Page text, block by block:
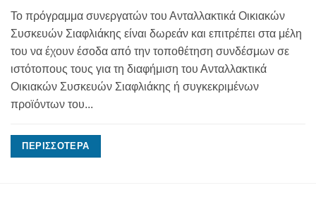
Το πρόγραμμα συνεργατών του Ανταλλακτικά Οικιακών
Συσκευών Σιαφλιάκης είναι δωρεάν και επιτρέπει στα μέλη
του να έχουν έσοδα από την τοποθέτηση συνδέσμων σε
ιστότοπους τους για τη διαφήμιση του Ανταλλακτικά
Οικιακών Συσκευών Σιαφλιάκης ή συγκεκριμένων
προϊόντων του...
ΠΕΡΙΣΣΌΤΕΡΑ